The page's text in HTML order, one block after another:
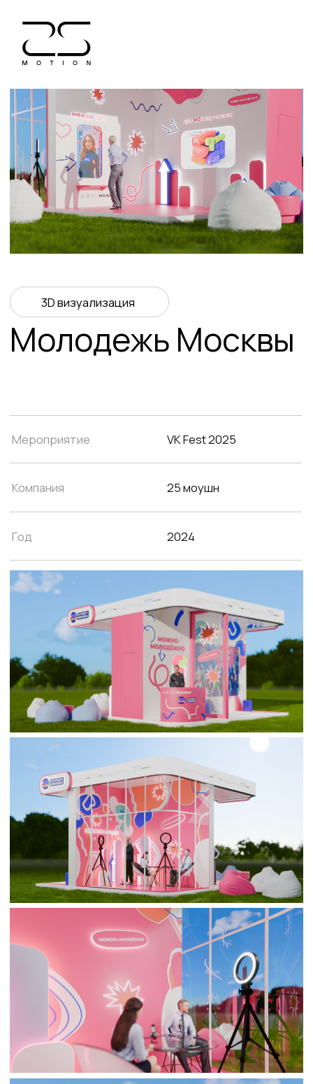
3D визуализация
Молодежь Москвы
Мероприятие VK Fest 2025
Компания 25 моушн
Оживите свои идеи вместе с нами
Получить бриф
Студия моушн дизайна и 3D визуализации